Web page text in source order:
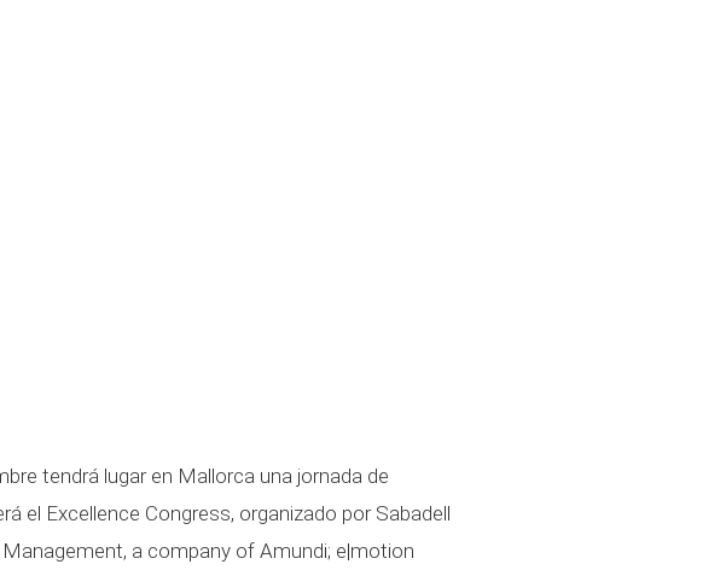
tendrá lugar en Mallorca una jornada de
el Excellence Congress, organizado por Sabadell
a company of Amundi; e|motion